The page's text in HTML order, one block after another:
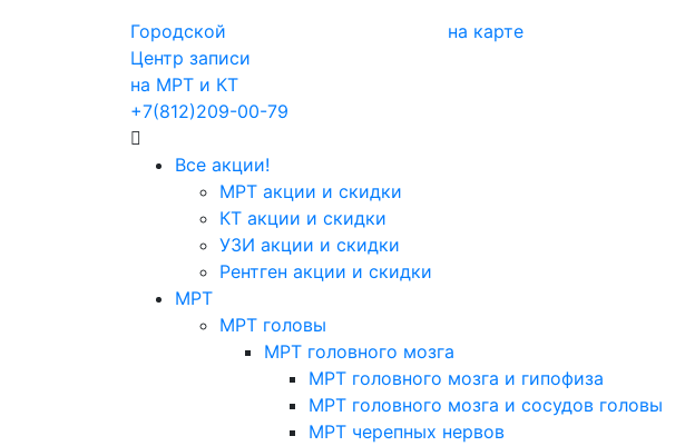
Городской
Центр записи
на МРТ и КТ
+7(812)209-00-79
на карте
Все акции!
МРТ акции и скидки
КТ акции и скидки
УЗИ акции и скидки
Рентген акции и скидки
МРТ
МРТ головы
МРТ головного мозга
МРТ головного мозга и гипофиза
МРТ головного мозга и сосудов головы
МРТ черепных нервов